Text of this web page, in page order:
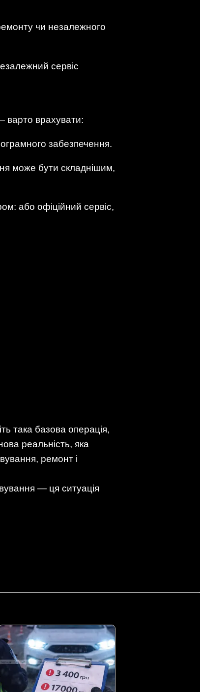
чи незалежного
сервіс
варто врахувати:
забезпечення.
може бути складнішим,
або офіційний сервіс,
така базова операція,
реальність, яка
ремонт і
— ця ситуація